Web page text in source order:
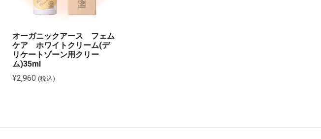
オーガニックアース フェム
ケア ホワイトクリーム(デ
リケートゾーン用クリー
ム)35ml
¥2,960 (税込)